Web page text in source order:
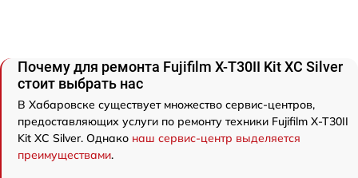
Почему для ремонта Fujifilm X-T30II Kit XC Silver
стоит выбрать нас
В Хабаровске существует множество сервис-центров,
предоставляющих услуги по ремонту техники Fujifilm X-T30II
Kit XC Silver. Однако наш сервис-центр выделяется
преимуществами.